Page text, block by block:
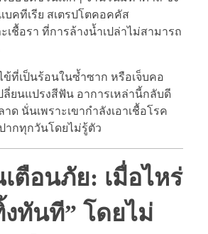
คทีเรีย สเตรปโตคอคคัส
ะเชื้อรา ที่การล้างน้ำเปล่าไม่สามารถ
ข้ที่เป็นร้อนในซ้ำซาก หรือเจ็บคอ
ลี่ยนแปรงสีฟัน อาการเหล่านี้กลับดี
ด นั่นเพราะเขากำลังเอาเชื้อโรค
ากทุกวันโดยไม่รู้ตัว
อนภัย: เมื่อไหร่
ทันที” โดยไม่